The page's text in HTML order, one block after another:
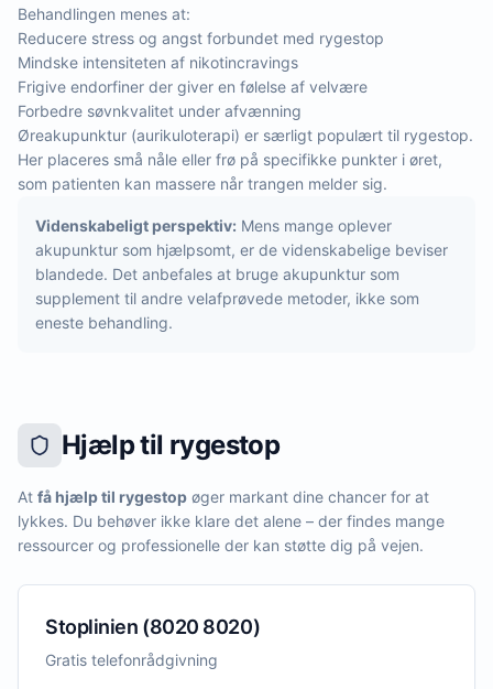
Behandlingen menes at:
Reducere stress og angst forbundet med rygestop
Mindske intensiteten af nikotincravings
Frigive endorfiner der giver en følelse af velvære
Forbedre søvnkvalitet under afvænning
Øreakupunktur (aurikuloterapi) er særligt populært til rygestop.
Her placeres små nåle eller frø på specifikke punkter i øret,
som patienten kan massere når trangen melder sig.
Videnskabeligt perspektiv: Mens mange oplever
akupunktur som hjælpsomt, er de videnskabelige beviser
blandede. Det anbefales at bruge akupunktur som
supplement til andre velafprøvede metoder, ikke som
eneste behandling.
Hjælp til rygestop
At få hjælp til rygestop øger markant dine chancer for at
lykkes. Du behøver ikke klare det alene – der findes mange
ressourcer og professionelle der kan støtte dig på vejen.
Stoplinien (8020 8020)
Gratis telefonrådgivning